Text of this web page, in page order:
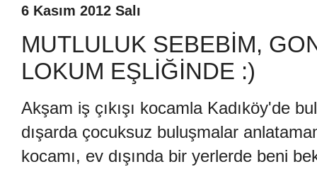
6 Kasım 2012 Salı
MUTLULUK SEBEBİM,
LOKUM EŞLİĞİNDE :)
Akşam iş çıkışı kocamla Kadıköy'de
dışarda çocuksuz buluşmalar
kocamı, ev dışında bir yerlerde beni